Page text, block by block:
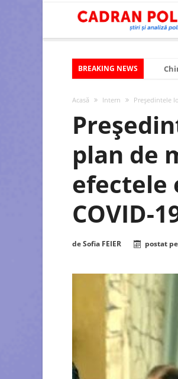
BREAKING NEWS
Acasă Intern Președintele
plan de
efectele
COVID-
deSofia FEIER postat pe